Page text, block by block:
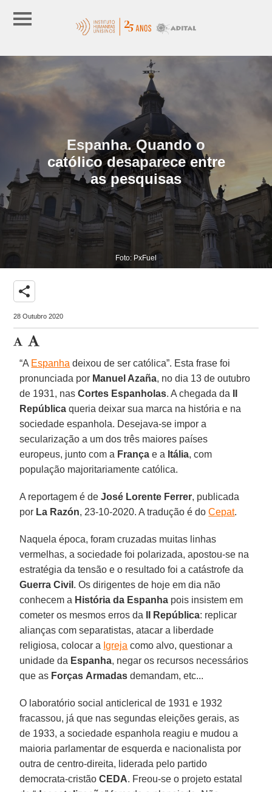
Espanha. Quando o
católico desaparece entre
as pesquisas
Foto: PxFuel
share
28 Outubro 2020
“A Espanha deixou de ser católica”. Esta frase foi
pronunciada por Manuel Azaña, no dia 13 de outubro
de 1931, nasCortes Espanholas. A chegada da
República queria deixar sua marca na história e na
sociedade espanhola. Desejava-se impor a
secularização a um dos três maiores países
europeus, junto com a França e a Itália, com
população majoritariamente católica.
A reportagem é deJosé Lorente Ferrer, publicada
por La Razón, 23-10-2020. A tradução é doCepat.
Naquela época, foram cruzadas muitas linhas
vermelhas, a sociedade foi polarizada, apostou-se na
estratégia da tensão e o resultado foi a catástrofe da
Guerra Civil . Os dirigentes de hoje em dia não
conhecem a História da Espanha pois insistem em
cometer os mesmos erros da
II República: replicar
alianças com separatistas, atacar a liberdade
religiosa, colocar a Igreja como alvo, questionar a
unidade da Espanha, negar os recursos necessários
que as Forças Armadas demandam, etc...
O laboratório social anticlerical de 1931 e 1932
fracassou, já que nas segundas eleições gerais, as
de 1933, a sociedade espanhola reagiu e mudou a
maioria parlamentar de esquerda e nacionalista por
outra de centro-direita, liderada pelo partido
democrata-cristãoCEDA. Freou-se o projeto estatal